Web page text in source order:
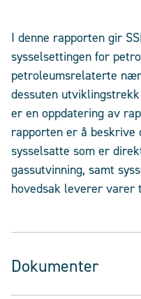
I denne rapporten gir
sysselsettingen for
petroleumsrelaterte
dessuten
er en oppdatering av
rapporten er å beskrive
sysselsatte som er
gassutvinning, samt
hovedsak leverer varer
Dokumenter